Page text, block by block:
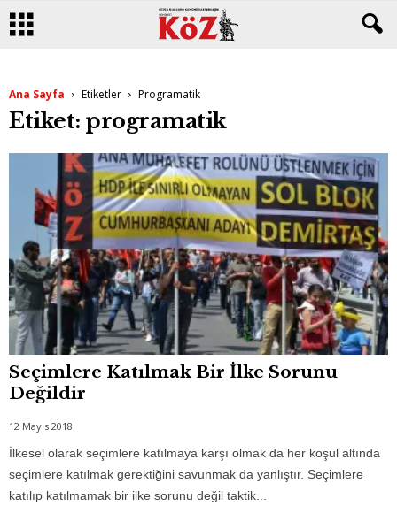
Ana Sayfa Etiketler Programatik
Etiket: programatik
Seçimlere Katılmak Bir İlke Sorunu
Değildir
12 Mayıs 2018
İlkesel olarak seçimlere katılmaya karşı olmak da her koşul altında
seçimlere katılmak gerektiğini savunmak da yanlıştır. Seçimlere
katılıp katılmamak bir ilke sorunu değil taktik...